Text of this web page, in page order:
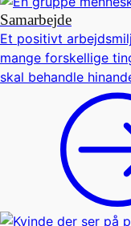
Samarbejde
Et positivt
mange forskellige
skal behandle